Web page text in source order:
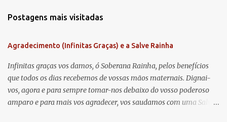
e
t
á
r
i
o
Postagens mais visitadas
Agradecimento (Infinitas Graças) e a Salve Rainha
Infinitas graças vos damos, ó Soberana Rainha, pelos benefícios
que todos os dias recebemos de vossas mãos maternais. Dignai-
vos, agora e para sempre tomar-nos debaixo do vosso poderoso
amparo e para mais vos agradecer, vos saudamos com uma Salve